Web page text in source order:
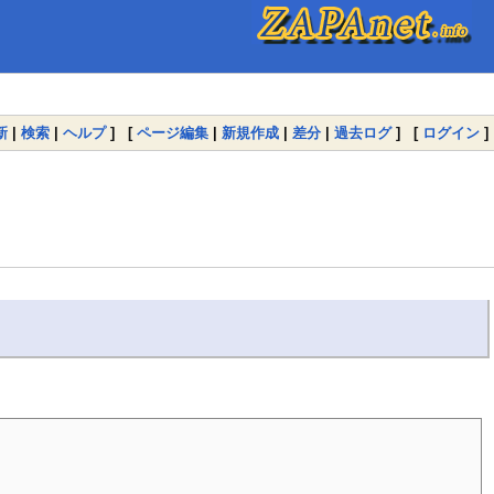
| 検索 | ヘルプ] [ ページ編集 | 新規作成 | 差分 | 過去ログ] [ ログイン ]